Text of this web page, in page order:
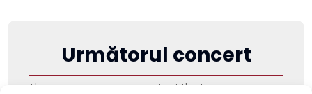
Următorul concert
There are no upcoming events at this time.